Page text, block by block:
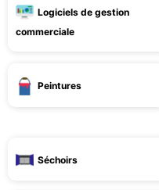
Logiciels de gestion
commerciale
Peintures
Séchoirs